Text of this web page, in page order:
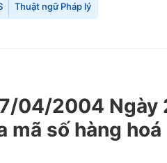
Thuật ngữ Pháp lý
04/2004
mã số hàng